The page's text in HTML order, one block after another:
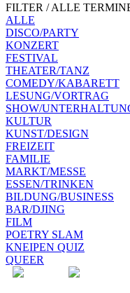
FILTER / ALLE
ALLE
DISCO/PARTY
KONZERT
FESTIVAL
THEATER/TANZ
COMEDY/KABARETT
LESUNG/VORTRAG
SHOW/
KULTUR
KUNST/DESIGN
FREIZEIT
FAMILIE
MARKT/MESSE
ESSEN/TRINKEN
BILDUNG/BUSINESS
BAR/DJING
FILM
POETRY SLAM
KNEIPEN QUIZ
QUEER